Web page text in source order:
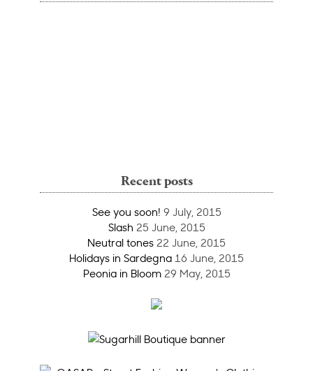
Recent posts
See you soon! 9 July, 2015
Slash 25 June, 2015
Neutral tones 22 June, 2015
Holidays in Sardegna 16 June, 2015
Peonia in Bloom 29 May, 2015